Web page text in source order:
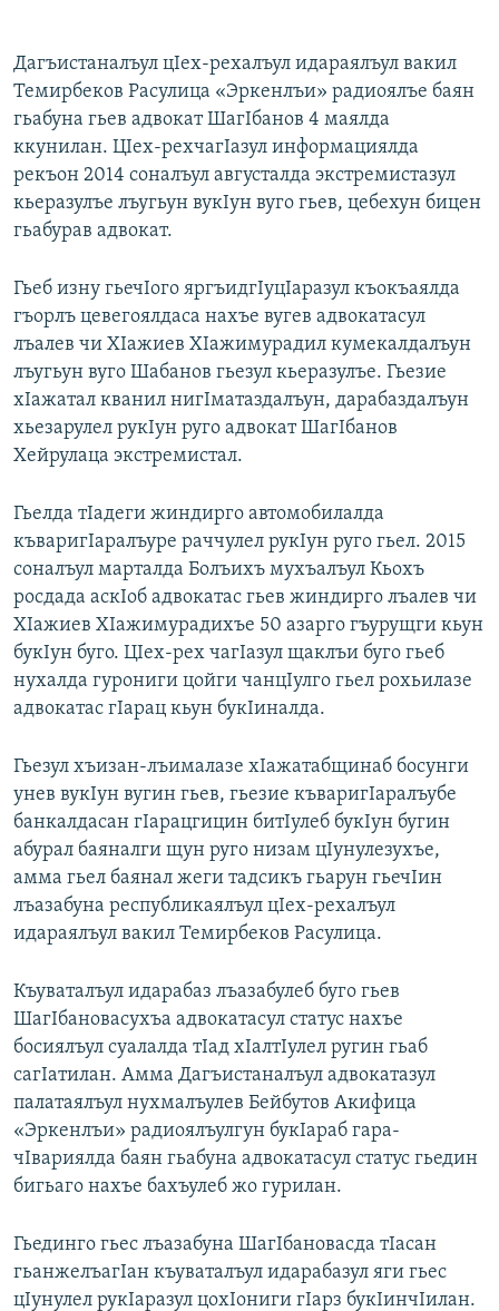
Дагъистаналъул цIех-рехалъул идараялъул вакил
Темирбеков Расулица «Эркенлъи» радиоялъе баян
гьабуна гьев адвокат ШагIбанов 4 маялда
ккунилан. ЦIех-рехчагIазул информациялда
рекъон 2014 соналъул августалда экстремистазул
кьеразулъе лъугьун вукIун вуго гьев, цебехун бицен
гьабурав адвокат.
Гьеб изну гьечIого яргъидгIуцIаразул къокъаялда
гъорлъ цевегоялдаса нахъе вугев адвокатасул
лъалев чи ХIажиев ХIажимурадил кумекалдалъун
лъугьун вуго Шабанов гьезул кьеразулъе. Гьезие
хIажатал кванил нигIматаздалъун, дарабаздалъун
хьезарулел рукIун руго адвокат ШагIбанов
Хейрулаца экстремистал.
Гьелда тIадеги жиндирго автомобилалда
къваригIаралъуре раччулел рукIун руго гьел. 2015
соналъул марталда Болъихъ мухъалъул Кьохъ
росдада аскIоб адвокатас гьев жиндирго лъалев чи
ХIажиев ХIажимурадихъе 50 азарго гъурущги кьун
букIун буго. ЦIех-рех чагIазул щаклъи буго гьеб
нухалда гурониги цойги чанцIулго гьел рохьилазе
адвокатас гIарац кьун букIиналда.
Гьезул хъизан-лъималазе хIажатабщинаб босунги
унев вукIун вугин гьев, гьезие къваригIаралъубе
банкалдасан гIарацгицин битIулеб букIун бугин
абурал баяналги щун руго низам цIунулезухъе,
амма гьел баянал жеги тадсикъ гьарун гьечIин
лъазабуна республикаялъул цIех-рехалъул
идараялъул вакил Темирбеков Расулица.
Къуваталъул идарабаз лъазабулеб буго гьев
ШагIбановасухъа адвокатасул статус нахъе
босиялъул суалалда тIад хIалтIулел ругин гьаб
сагIатилан. Амма Дагъистаналъул адвокатазул
палатаялъул нухмалъулев Бейбутов Акифица
«Эркенлъи» радиоялъулгун букIараб гара-
чIвариялда баян гьабуна адвокатасул статус гьедин
бигьаго нахъе бахъулеб жо гурилан.
Гьединго гьес лъазабуна ШагIбановасда тIасан
гьанжелъагIан къуваталъул идарабазул яги гьес
цIунулел рукIаразул цохIониги гIарз букIинчIилан.